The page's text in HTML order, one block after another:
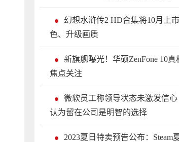
幻想水浒传2 HD合集将10月上
色、升级画质
新旗舰曝光！华硕ZenFone 10真
焦点关注
微软员工称领导状态未激发信心
认为留在公司是明智的选择
2023夏日特卖预告公布：Steam